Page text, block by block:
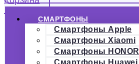
СМАРТФОНЫ
Смартфоны Apple
Смартфоны Xiaomi
Смартфоны HONOR